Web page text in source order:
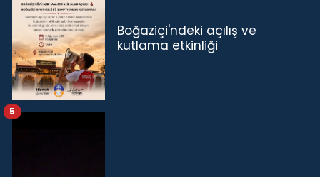
Boğaziçi'ndeki açılış ve
kutlama etkinliği
5